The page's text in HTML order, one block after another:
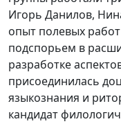
Игорь Данилов,
опыт полевых
подспорьем в
разработке
присоединилась
языкознания и
кандидат